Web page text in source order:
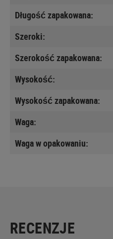
Długość zapakowana:
Szeroki:
Szerokość zapakowana:
Wysokość:
Wysokość zapakowana:
Waga:
Waga w opakowaniu:
RECENZJE